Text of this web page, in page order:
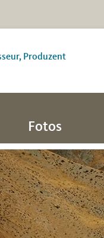
Produzent
Fotos